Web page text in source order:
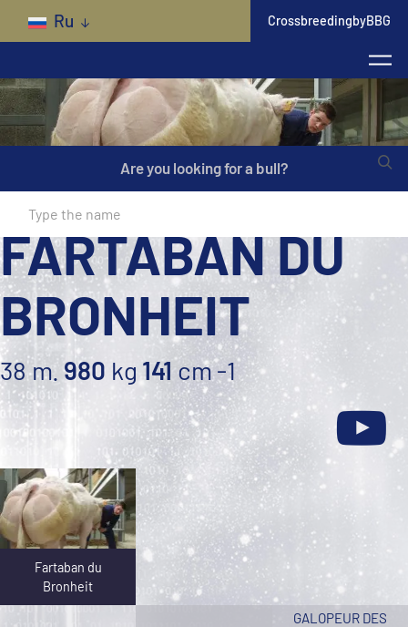
Skip to main content
Ru CrossbreedingbyBBG
Are you looking for a bull?
FARTABAN DU
BRONHEIT
38 m. 980 kg 141cm-1
Fartaban du
Bronheit
GALOPEUR DES